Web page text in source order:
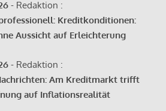
- Redaktion :
Kreditkonditionen:
Aussicht auf Erleichterung
- Redaktion :
Am Kreditmarkt trifft
auf Inflationsrealität